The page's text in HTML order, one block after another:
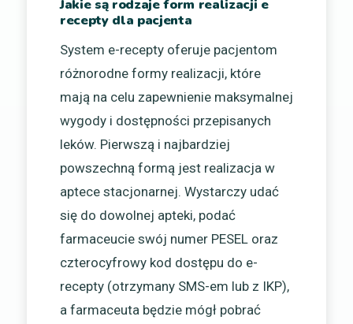
Jakie są rodzaje form realizacji e
recepty dla pacjenta
System e-recepty oferuje pacjentom
różnorodne formy realizacji, które
mają na celu zapewnienie maksymalnej
wygody i dostępności przepisanych
leków. Pierwszą i najbardziej
powszechną formą jest realizacja w
aptece stacjonarnej. Wystarczy udać
się do dowolnej apteki, podać
farmaceucie swój numer PESEL oraz
czterocyfrowy kod dostępu do e-
recepty (otrzymany SMS-em lub z IKP),
a farmaceuta będzie mógł pobrać